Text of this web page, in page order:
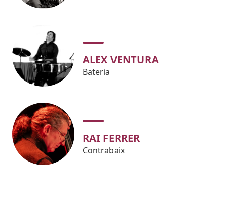
ALEX VENTURA
Bateria
RAI FERRER
Contrabaix